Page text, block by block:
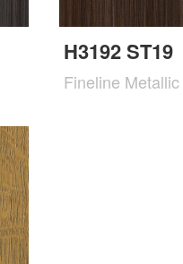
H3192 ST19
Fineline